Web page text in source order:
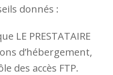
donnés :
LE PRESTATAIRE
d’hébergement,
des accès FTP.